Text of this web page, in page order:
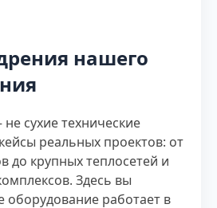
нашего
сухие технические
реальных проектов: от
до крупных теплосетей и
Здесь вы
оборудование работает в